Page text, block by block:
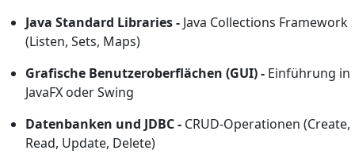
Java Standard Libraries - Java Collections Framework
(Listen, Sets, Maps)
Grafische Benutzeroberflächen (GUI) - Einführung in
JavaFX oder Swing
Datenbanken und JDBC - CRUD-Operationen (Create,
Read, Update, Delete)